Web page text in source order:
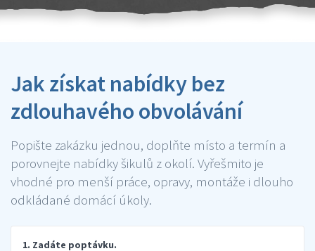
Jak získat nabídky bez
zdlouhavého obvolávání
Popište zakázku jednou, doplňte místo a termín a
porovnejte nabídky šikulů z okolí. Vyřešmito je
vhodné pro menší práce, opravy, montáže i dlouho
odkládané domácí úkoly.
1. Zadáte poptávku.